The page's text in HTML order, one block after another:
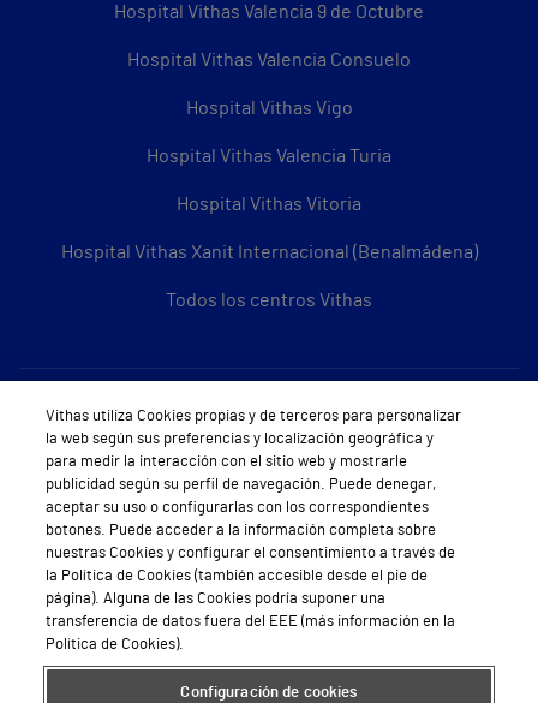
Hospital Vithas Valencia 9 de Octubre
Hospital Vithas Valencia Consuelo
Hospital Vithas Vigo
Hospital Vithas Valencia Turia
Hospital Vithas Vitoria
Hospital Vithas Xanit Internacional (Benalmádena)
Todos los centros Vithas
Sobre Vithas
Quiénes somos
Trabajar en Vithas
Teléfono Cita Médica
Teléfono Atención al Cliente
Política de seguridad y salud en el trabajo
Conoce a Supervita
Vithas utiliza Cookies propias y de terceros para personalizar
la web según sus preferencias y localización geográfica y
para medir la interacción con el sitio web y mostrarle
publicidad según su perfil de navegación. Puede denegar,
aceptar su uso o configurarlas con los correspondientes
botones. Puede acceder a la información completa sobre
nuestras Cookies y configurar el consentimiento a través de
la Política de Cookies (también accesible desde el pie de
página). Alguna de las Cookies podría suponer una
transferencia de datos fuera del EEE (más información en la
Política de Cookies).
Configuración de cookies